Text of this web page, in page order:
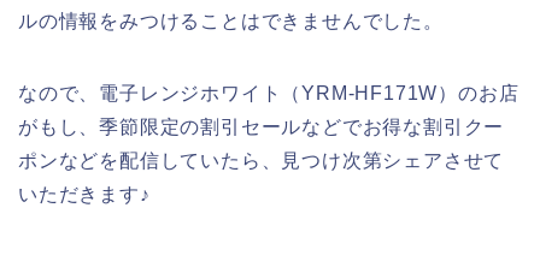
ルの情報をみつけることはできませんでした。
なので、電子レンジホワイト（YRM-HF171W）のお店
がもし、季節限定の割引セールなどでお得な割引クー
ポンなどを配信していたら、見つけ次第シェアさせて
いただきます♪